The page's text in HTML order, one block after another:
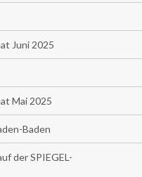
Juni 2025
Mai 2025
Baden
der SPIEGEL-